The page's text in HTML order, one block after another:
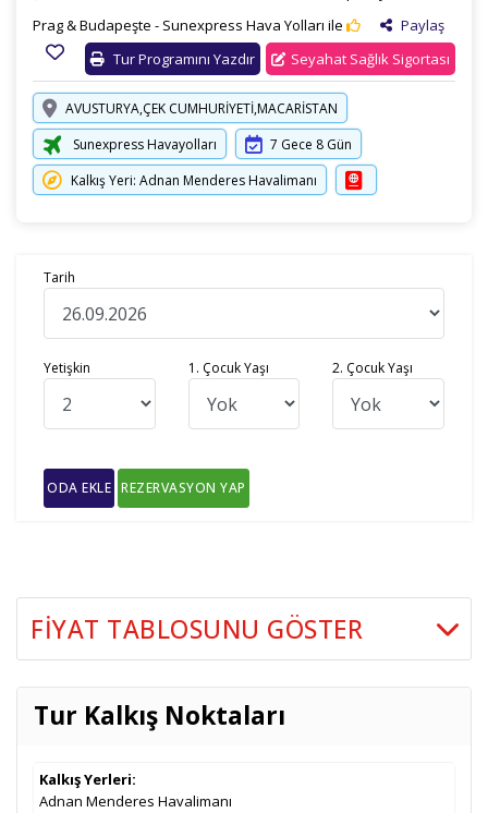
Prag & Budapeşte - Sunexpress Hava Yolları ile
Paylaş
Seyahat Sağlık Sigortası
Tur Programını Yazdır
AVUSTURYA,ÇEK CUMHURİYETİ,MACARİSTAN
Sunexpress Havayolları
7 Gece 8 Gün
Kalkış Yeri: Adnan Menderes Havalimanı
Tarih
Yetişkin 1. Çocuk Yaşı 2. Çocuk Yaşı
ODA EKLE REZERVASYON YAP
FIYAT TABLOSUNU GÖSTER
Tur Kalkış Noktaları
Kalkış Yerleri:
Adnan Menderes Havalimanı